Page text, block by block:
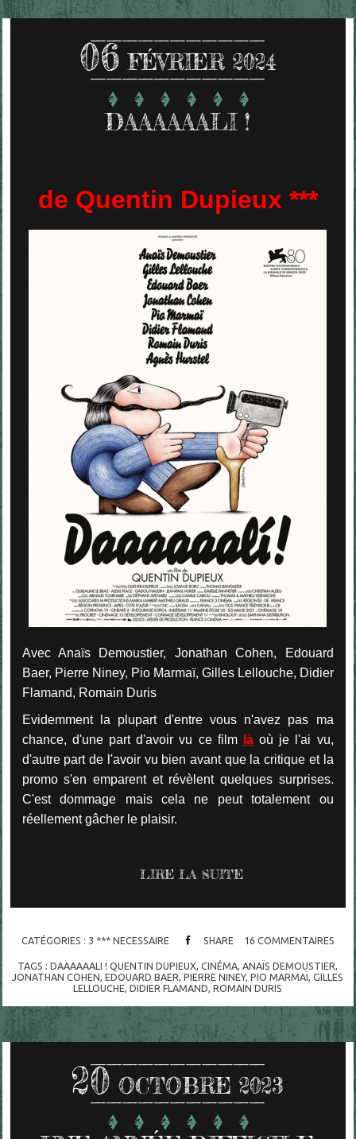
06 FÉVRIER 2024
DAAAAAALI !
de Quentin Dupieux ***
Avec Anaïs Demoustier, Jonathan Cohen, Edouard
Baer, Pierre Niney, Pio Marmaï, Gilles Lellouche, Didier
Flamand, Romain Duris
Evidemment la plupart d'entre vous n'avez pas ma
chance, d'une part d'avoir vu ce film
làoù je l'ai vu,
d'autre part de l'avoir vu bien avant que la critique et la
promo s'en emparent et révèlent quelques surprises.
C'est dommage mais cela ne peut totalement ou
réellement gâcher le plaisir.
LIRE LA SUITE
CATÉGORIES : 3 *** NECESSAIRE SHARE 16 COMMENTAIRES
TAGS :DAAAAAALI ! QUENTIN DUPIEUX,CINÉMA,ANAÏS DEMOUSTIER,
JONATHAN COHEN,EDOUARD BAER,PIERRE NINEY,PIO MARMAÏ,GILLES
LELLOUCHE,DIDIER FLAMAND,ROMAIN DURIS
20 OCTOBRE 2023